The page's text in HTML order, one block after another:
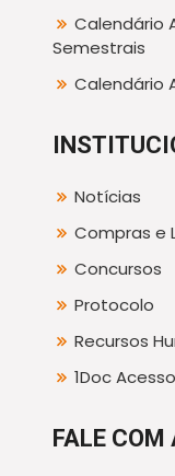
Calendário
Semestrais
Calendário
Notícias
Compras e
Concursos
Protocolo
Recursos
1Doc
FALE COM